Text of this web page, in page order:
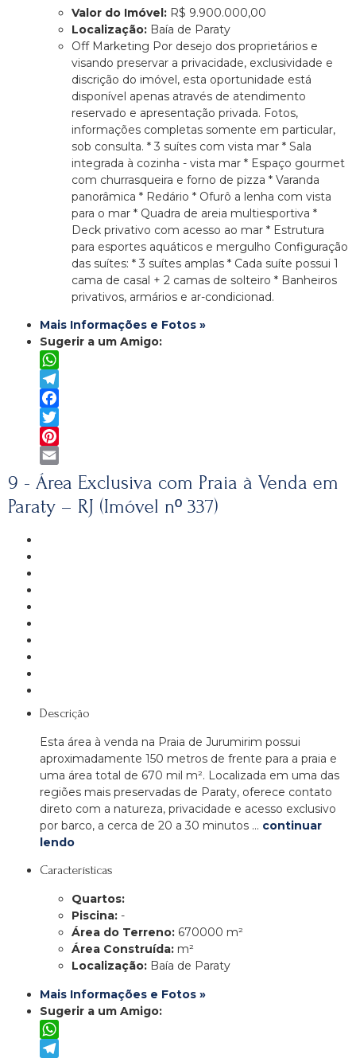
Valor do Imóvel: R$ 9.900.000,00
Localização: Baía de Paraty
Off Marketing Por desejo dos proprietários e
visando preservar a privacidade, exclusividade e
discrição do imóvel, esta oportunidade está
disponível apenas através de atendimento
reservado e apresentação privada. Fotos,
informações completas somente em particular,
sob consulta. * 3 suítes com vista mar * Sala
integrada à cozinha - vista mar * Espaço gourmet
com churrasqueira e forno de pizza * Varanda
panorâmica * Redário * Ofurô a lenha com vista
para o mar * Quadra de areia multiesportiva *
Deck privativo com acesso ao mar * Estrutura
para esportes aquáticos e mergulho Configuração
das suítes: * 3 suítes amplas * Cada suíte possui 1
cama de casal + 2 camas de solteiro * Banheiros
privativos, armários e ar-condicionad.
Mais Informações e Fotos »
Sugerir a um Amigo:
WhatsApp
Telegram
Facebook
Twitter
Pinterest
Email
9 - Área Exclusiva com Praia à Venda em
Paraty – RJ (Imóvel nº 337)
Descrição
Esta área à venda na Praia de Jurumirim possui
aproximadamente 150 metros de frente para a praia e
uma área total de 670 mil m². Localizada em uma das
regiões mais preservadas de Paraty, oferece contato
direto com a natureza, privacidade e acesso exclusivo
por barco, a cerca de 20 a 30 minutos … continuar
lendo
Características
Quartos:
Piscina: -
Área do Terreno: 670000 m²
Área Construída: m²
Localização: Baía de Paraty
Mais Informações e Fotos »
Sugerir a um Amigo:
WhatsApp